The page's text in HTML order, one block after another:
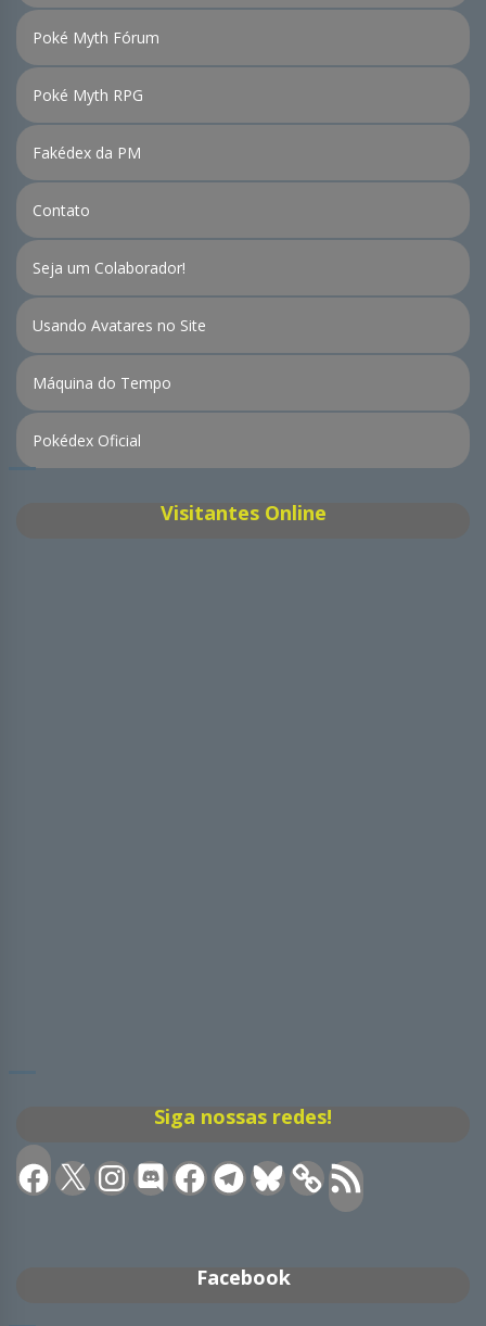
Poké Myth Fórum
Poké Myth RPG
Fakédex da PM
Contato
Seja um Colaborador!
Usando Avatares no Site
Máquina do Tempo
Pokédex Oficial
Visitantes Online
Siga nossas redes!
Facebook
X Instagram
DiscordFacebookTelegramBluesky Feed
RSS
Facebook